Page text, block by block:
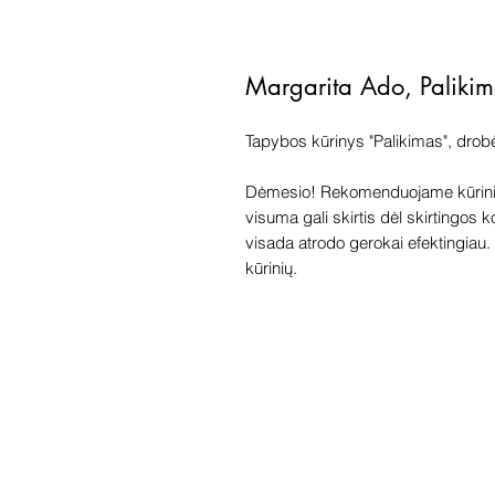
Margarita Ado,
Tapybos kūrinys "Palikimas",
Dėmesio! Rekomenduojame
visuma gali skirtis dėl skirtingos
visada atrodo gerokai
kūrinių.